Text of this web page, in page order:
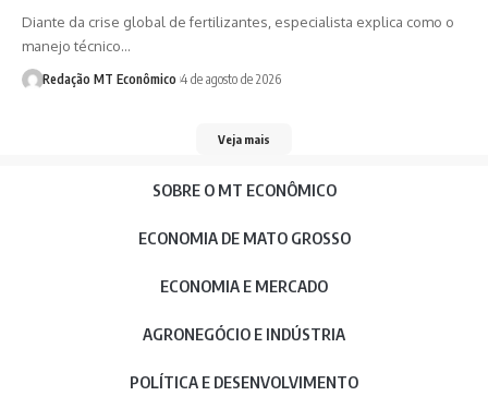
Diante da crise global de fertilizantes, especialista explica como o
manejo técnico…
Redação MT Econômico 4 de agosto de 2026
Veja mais
SOBRE O MT ECONÔMICO
ECONOMIA DE MATO GROSSO
ECONOMIA E MERCADO
AGRONEGÓCIO E INDÚSTRIA
POLÍTICA E DESENVOLVIMENTO